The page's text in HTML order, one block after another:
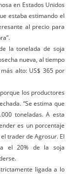
en Estados Unidos
estaba estimando el
al precio para
la tonelada de soja
nueva, al tiempo
alto: US$ 365 por
los productores
“Se estima que
toneladas. A esta
es un porcentaje
trader de Agrosur. El
el 20% de la soja
ligada a lo